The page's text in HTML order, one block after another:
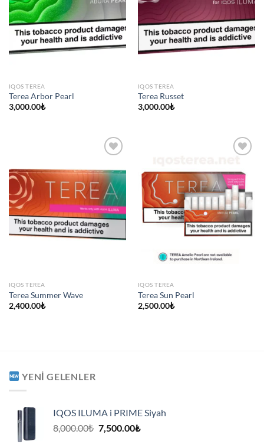
IQOS TEREA
Terea Arbor Pearl
3,000.00₺
IQOS TEREA
Terea Russet
3,000.00₺
IQOS TEREA
Terea Summer Wave
2,400.00₺
IQOS TEREA
Terea Sun Pearl
2,500.00₺
YENI GELENLER
IQOS ILUMA i PRIME Siyah
8,000.00₺ Orijinal
7,500.00₺Şu